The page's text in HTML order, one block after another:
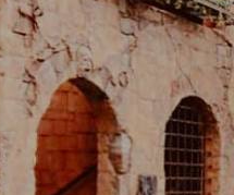
だから好きなこ
脳されてはいけ
HSP
の
だ